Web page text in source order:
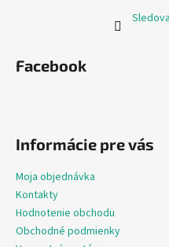
Facebook
Informácie pre vás
Moja objednávka
Kontakty
Hodnotenie obchodu
Obchodné podmienky